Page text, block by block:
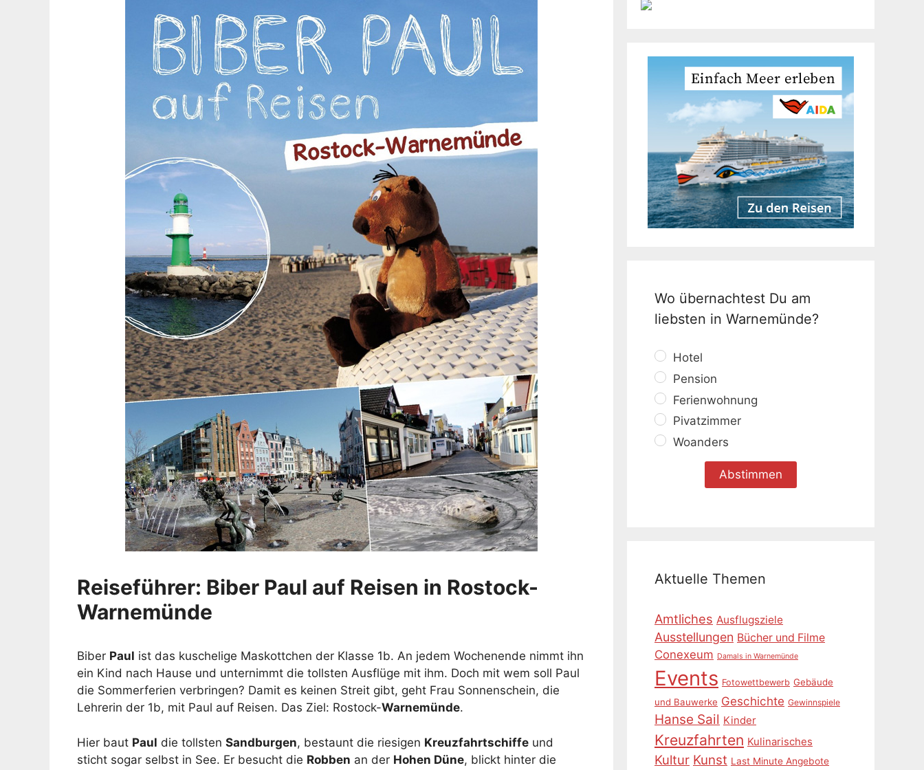
Reiseführer: Biber Paul auf Reisen in Rostock-
Warnemünde
Biber Paul ist das kuschelige Maskottchen der Klasse 1b. An jedem Wochenende nimmt ihn
ein Kind nach Hause und unternimmt die tollsten Ausflüge mit ihm. Doch mit wem soll Paul
die Sommerferien verbringen? Damit es keinen Streit gibt, geht Frau Sonnenschein, die
Lehrerin der 1b, mit Paul auf Reisen. Das Ziel: Rostock-Warnemünde.
Hier baut Paul die tollsten Sandburgen, bestaunt die riesigen Kreuzfahrtschiffe und
sticht sogar selbst in See. Er besucht die Robben an der Hohen Düne, blickt hinter die
Wo übernachtest Du am
liebsten in Warnemünde?
Hotel
Pension
Ferienwohnung
Pivatzimmer
Woanders
Aktuelle Themen
Amtliches Ausflugsziele
Ausstellungen Bücher und Filme
Conexeum Damals in Warnemünde
Events Fotowettbewerb Gebäude
und Bauwerke Geschichte Gewinnspiele
Hanse Sail Kinder
Kreuzfahrten Kulinarisches
Kultur Kunst Last Minute Angebote